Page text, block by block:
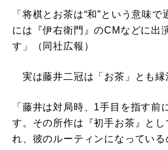
「将棋とお茶は“和”という意味
には『伊右衛門』のCMなどに出
す」（同社広報）
実は藤井二冠は「お茶」とも縁
「藤井は対局時、1手目を指す前
す。その所作は『初手お茶』と
れ、彼のルーティンになっている